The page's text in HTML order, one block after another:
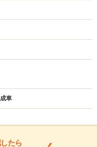
車
たら